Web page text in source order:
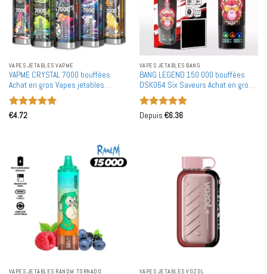
VAPES JETABLES VAPME
VAPME CRYSTAL 7000 bouffées
Achat en gros Vapes jetables
rechargeables en gros
Note
€4.72
VAPES JETABLES BANG
BANG LEGEND 150 000 bouffées
DSK064 Six Saveurs Achat en gros
Vape jetable rechargeable
Note 5sur
Depuis €6.36
VAPES JETABLES RANDM TORNADO VAPES JETABLES VOZOL